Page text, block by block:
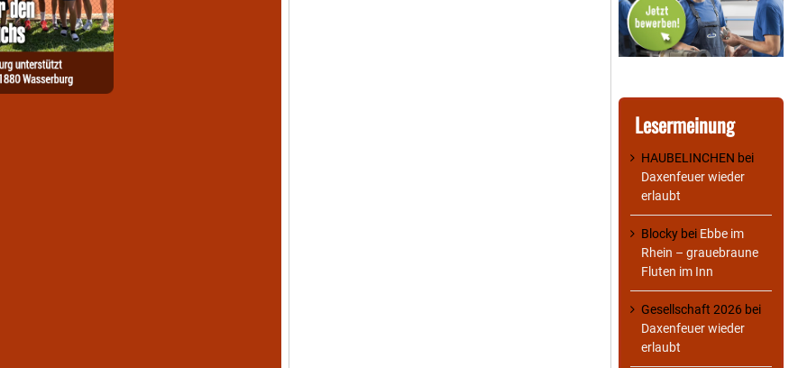
Lesermeinung
HAUBELINCHEN bei
Daxenfeuer wieder
erlaubt
Blocky bei Ebbe im
Rhein – grauebraune
Fluten im Inn
Gesellschaft 2026 bei
Daxenfeuer wieder
erlaubt